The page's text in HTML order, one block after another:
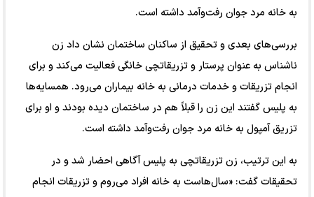
به خانه مرد جوان رفت‌وآمد داشته است.
بررسی‌های بعدی و تحقیق از ساکنان ساختمان نشان داد زن
ناشناس به عنوان پرستار و تزریقاتچی خانگی فعالیت می‌کند و برای
انجام تزریقات و خدمات درمانی به خانه بیماران می‌رود. همسایه‌ها
به پلیس گفتند این زن را قبلاً هم در ساختمان دیده بودند و او برای
تزریق آمپول به خانه مرد جوان رفت‌وآمد داشته است.
به این ترتیب، زن تزریقاتچی به پلیس آگاهی احضار شد و در
تحقیقات گفت: «سال‌هاست به خانه افراد می‌روم و تزریقات انجام